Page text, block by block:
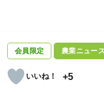
会員限定 農業ニュース
+5